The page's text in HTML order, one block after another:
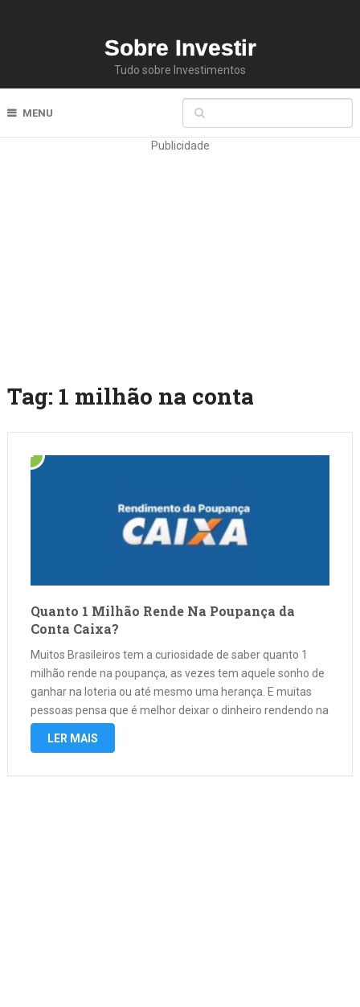
Sobre Investir
Tudo sobre Investimentos
MENU
Publicidade
Tag: 1 milhão na conta
Quanto 1 Milhão Rende Na Poupança da
Conta Caixa?
Muitos Brasileiros tem a curiosidade de saber quanto 1
milhão rende na poupança, as vezes tem aquele sonho de
ganhar na loteria ou até mesmo uma herança. E muitas
pessoas pensa que é melhor deixar o dinheiro rendendo na
poupança da caixa. Quanto rende 1 milhão …
LER MAIS